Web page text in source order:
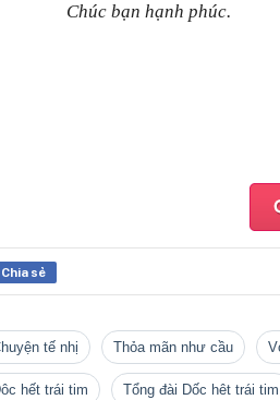
Chúc bạn hạnh phúc.
Chia sẻ
chuyện tế nhị thỏa mãn như cầu
dôc hết trái tim Tổng đài Dốc hêt trái tim